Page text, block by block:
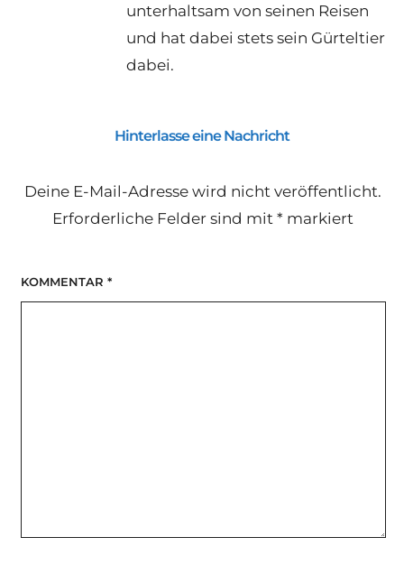
unterhaltsam von seinen Reisen
und hat dabei stets sein Gürteltier
dabei.
Hinterlasse eine Nachricht
Deine E-Mail-Adresse wird nicht veröffentlicht.
Erforderliche Felder sind mit* markiert
KOMMENTAR *